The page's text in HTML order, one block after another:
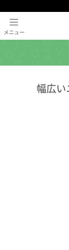
幅広い